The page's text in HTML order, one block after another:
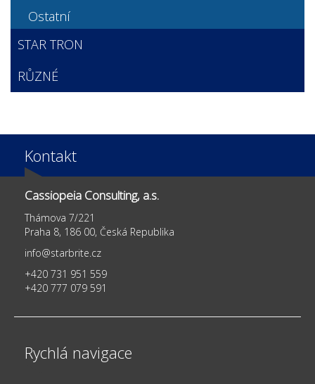
Ostatní
STAR TRON
RŮZNÉ
Kontakt
Cassiopeia Consulting, a.s.
Thámova 7/221
Praha 8, 186 00, Česká Republika
info@starbrite.cz
+420 731 951 559
+420 777 079 591
Rychlá navigace